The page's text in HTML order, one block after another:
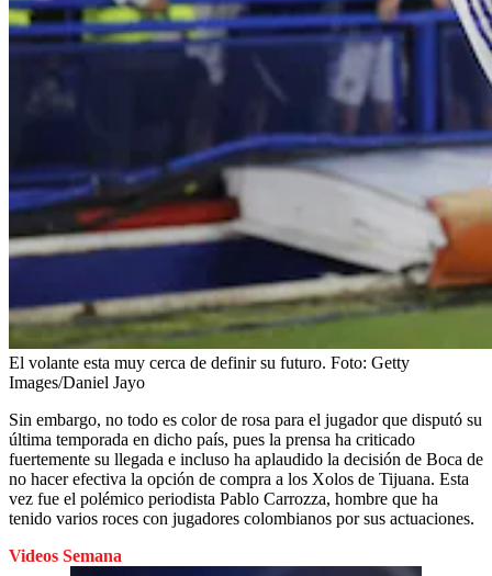
El volante esta muy cerca de definir su futuro. Foto: Getty
Images/Daniel Jayo
Sin embargo, no todo es color de rosa para el jugador que disputó su
última temporada en dicho país, pues la prensa ha criticado
fuertemente su llegada e incluso ha aplaudido la decisión de Boca de
no hacer efectiva la opción de compra a los Xolos de Tijuana. Esta
vez fue el polémico periodista Pablo Carrozza, hombre que ha
tenido varios roces con jugadores colombianos por sus actuaciones.
Videos Semana